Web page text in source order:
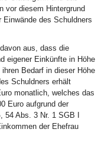
vor diesem Hintergrund
des Schuldners
aus, dass die
eigener Einkünfte in Höhe
Bedarf in dieser Höhe
Schuldners erhält
monatlich, welches das
Euro aufgrund der
54 Abs. 3 Nr. 1 SGB I
der Ehefrau